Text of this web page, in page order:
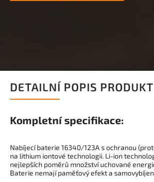
DETAILNÍ POPIS
Kompletní specifikace:
Nabíjecí baterie 16340/123A s ochranou
na lithium iontové technologii. Li-ion
nejlepších poměrů množství uchované
Baterie nemají paměťový efekt a